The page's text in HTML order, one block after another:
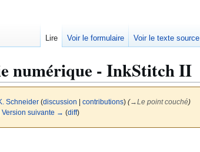
numérique - InkStitch II
Schneider (discussion contributions) (→Le point couché)
Version suivante → (diff)
Lire Voir le formulaire Voir le texte source